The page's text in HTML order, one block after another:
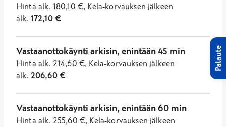
Hinta alk. 180,10 €, Kela-korvauksen jälkeen
alk. 172,10€
Vastaanottokäynti arkisin, enintään 45 min
Hinta alk. 214,60 €, Kela-korvauksen jälkeen
alk. 206,60€
Vastaanottokäynti arkisin, enintään 60 min
Hinta alk. 255,60 €, Kela-korvauksen jälkeen
Palaute